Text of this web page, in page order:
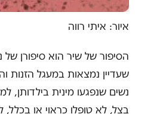
איור: איתי רווה
הסיפור של שיר הוא סיפורן של
שעדיין נמצאות במעגל הזנות
נשים שנפגעו מינית בילדותן,
בצל, לא טופלו כראוי או בכלל,